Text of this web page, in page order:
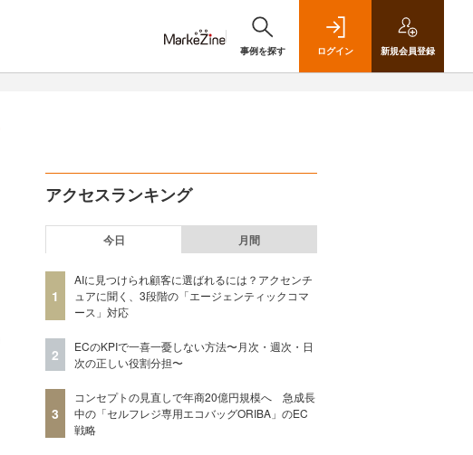
事例を探す ログイン 新規会員登録
アクセスランキング
今日 月間
1
AIに見つけられ顧客に選ばれるには？アクセンチ
ュアに聞く、3段階の「エージェンティックコマ
ース」対応
2
ECのKPIで一喜一憂しない方法〜月次・週次・日
次の正しい役割分担〜
3
コンセプトの見直しで年商20億円規模へ 急成長
中の「セルフレジ専用エコバッグORIBA」のEC
戦略